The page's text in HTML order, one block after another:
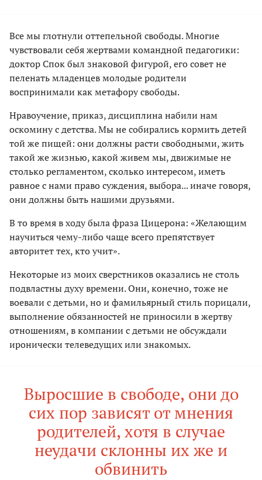
Все мы глотнули оттепельной свободы. Многие
чувствовали себя жертвами командной педагогики:
доктор Спок был знаковой фигурой, его совет не
пеленать младенцев молодые родители
воспринимали как метафору свободы.
Нравоучение, приказ, дисциплина набили нам
оскомину с детства. Мы не собирались кормить детей
той же пищей: они должны расти свободными, жить
такой же жизнью, какой живем мы, движимые не
столько регламентом, сколько интересом, иметь
равное с нами право суждения, выбора... иначе говоря,
они должны быть нашими друзьями.
В то время в ходу была фраза Цицерона: «Желающим
научиться чему-либо чаще всего препятствует
авторитет тех, кто учит».
Некоторые из моих сверстников оказались не столь
подвластны духу времени. Они, конечно, тоже не
воевали с детьми, но и фамильярный стиль порицали,
выполнение обязанностей не приносили в жертву
отношениям, в компании с детьми не обсуждали
иронически телеведущих или знакомых.
Выросшие в свободе, они до
сих пор зависят от мнения
родителей, хотя в случае
неудачи склонны их же и
обвинить